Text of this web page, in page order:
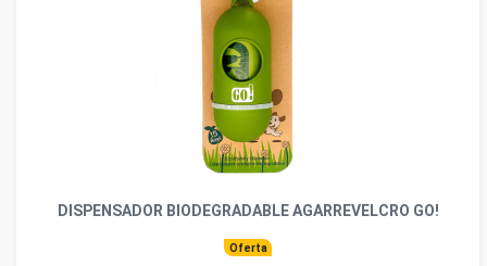
DISPENSADOR BIODEGRADABLE AGARREVELCRO GO!
Oferta